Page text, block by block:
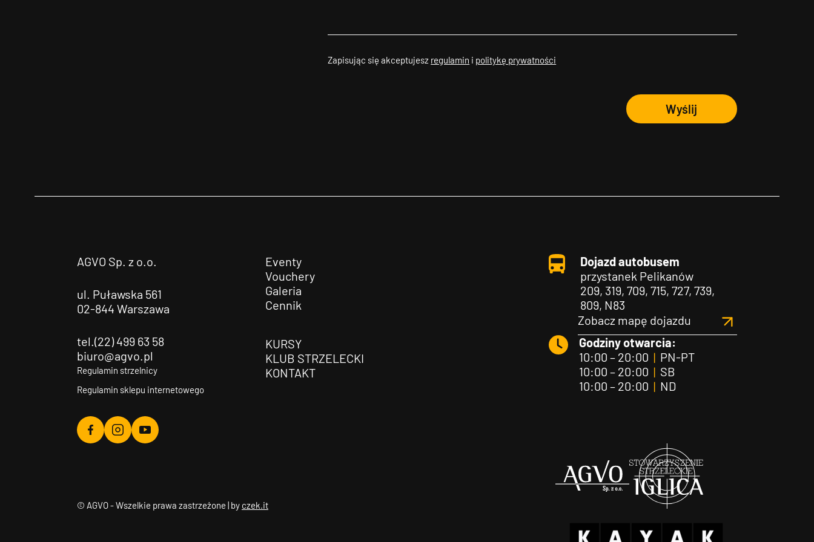
Zapisując się akceptujesz regulamin i politykę prywatności
Wyślij
AGVO Sp. z o.o.
ul. Puławska 561
02-844 Warszawa
tel.(22) 499 63 58
biuro@agvo.pl
Regulamin strzelnicy
Regulamin sklepu internetowego
Agvo
Agvo
Agvo
Eventy
Vouchery
Galeria
Cennik
KURSY
KLUB STRZELECKI
KONTAKT
Dojazd autobusem
przystanek Pelikanów
209, 319, 709, 715, 727, 739,
809, N83
Zobacz mapę dojazdu
Godziny otwarcia:
10:00 – 20:00 |PN-PT
10:00 – 20:00 |SB
10:00 – 20:00 |ND
© AGVO - Wszelkie prawa zastrzeżone | by czek.it
Agvo Iglica